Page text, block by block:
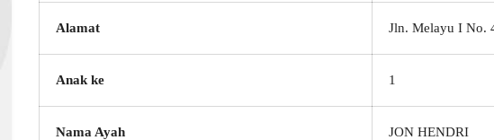
Alamat Jln. Melayu I No.
Anak ke 1
Nama Ayah JON HENDRI